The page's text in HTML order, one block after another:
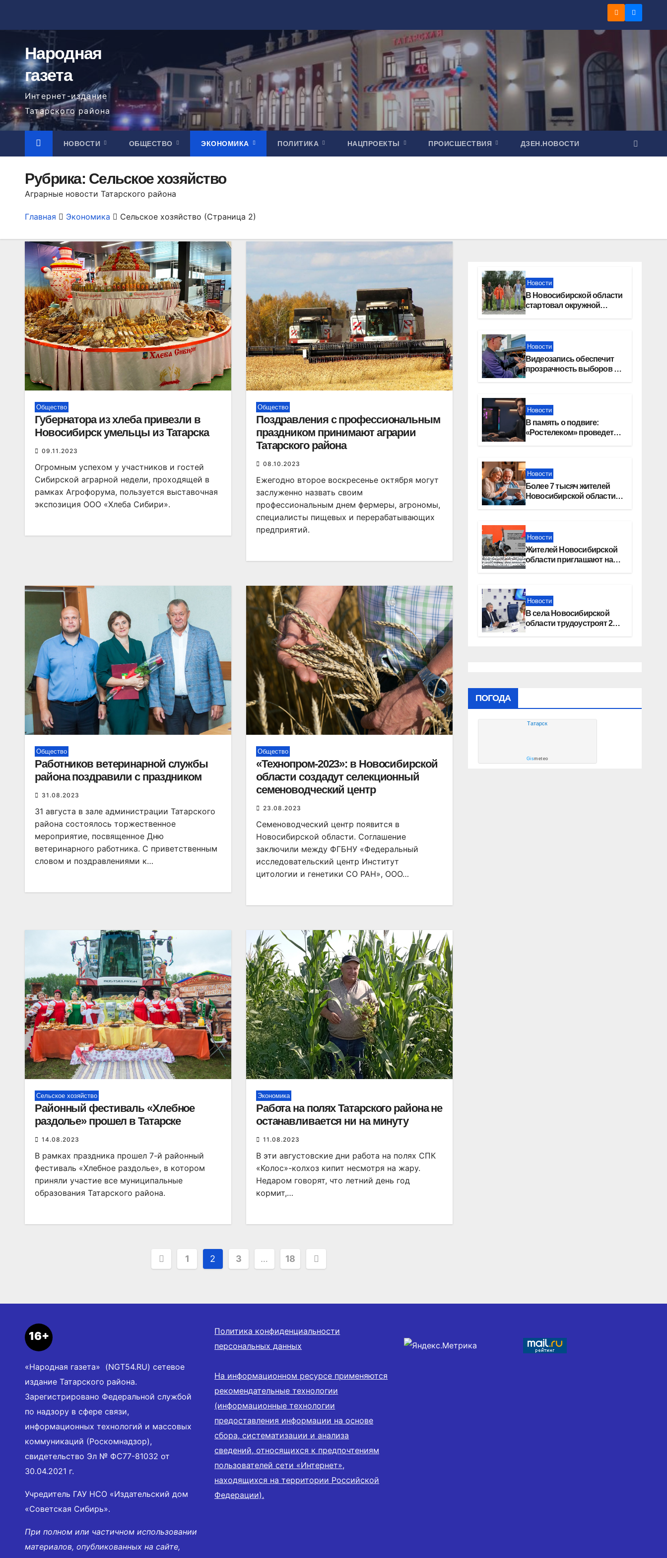
содержимому
Народная
газета
Интернет-издание
Татарского района
НОВОСТИ ОБЩЕСТВО ЭКОНОМИКА ПОЛИТИКА НАЦПРОЕКТЫ ПРОИСШЕСТВИЯ ДЗЕН.НОВОСТИ
Рубрика: Сельское хозяйство
Аграрные новости Татарского района
Главная Экономика Сельское хозяйство (Страница 2)
Общество
Губернатора из хлеба привезли в
Новосибирск умельцы из Татарска
09.11.2023
Огромным успехом у участников и гостей
Сибирской аграрной недели, проходящей в
рамках Агрофорума, пользуется выставочная
экспозиция ООО «Хлеба Сибири».
Общество
Поздравления с профессиональным
праздником принимают аграрии
Татарского района
08.10.2023
Ежегодно второе воскресенье октября могут
заслуженно назвать своим
профессиональным днем фермеры, агрономы,
специалисты пищевых и перерабатывающих
предприятий.
Общество
Работников ветеринарной службы
района поздравили с праздником
31.08.2023
31 августа в зале администрации Татарского
района состоялось торжественное
мероприятие, посвященное Дню
ветеринарного работника. С приветственным
словом и поздравлениями к…
Общество
«Технопром-2023»: в Новосибирской
области создадут селекционный
семеноводческий центр
23.08.2023
Семеноводческий центр появится в
Новосибирской области. Соглашение
заключили между ФГБНУ «Федеральный
исследовательский центр Институт
цитологии и генетики СО РАН», ООО…
Сельское хозяйство
Районный фестиваль «Хлебное
раздолье» прошел в Татарске
14.08.2023
В рамках праздника прошел 7-й районный
фестиваль «Хлебное раздолье», в котором
приняли участие все муниципальные
образования Татарского района.
Экономика
Работа на полях Татарского района не
останавливается ни на минуту
11.08.2023
В эти августовские дни работа на полях СПК
«Колос»-колхоз кипит несмотря на жару.
Недаром говорят, что летний день год
кормит,…
Пагинация
1 2 3 … 18
Новости
В Новосибирской области
стартовал окружной
туристский слет молодежи
Новости
Видеозапись обеспечит
прозрачность выборов в
Госдуму в Новосибирской
Новости
В память о подвиге:
«Ростелеком» проведет
кибертурнир «Битва за
Новости
Более 7 тысяч жителей
Новосибирской области
получили увеличение
Новости
Жителей Новосибирской
области приглашают на
открытую квалификацию
Новости
В села Новосибирской
области трудоустроят 20
работников культуры
ПОГОДА
Татарск
Gismeteo
16+
«Народная газета» (NGT54.RU) сетевое
издание Татарского района.
Зарегистрировано Федеральной службой
по надзору в сфере связи,
информационных технологий и массовых
коммуникаций (Роскомнадзор),
свидетельство Эл № ФС77-81032 от
30.04.2021 г.
Учредитель ГАУ НСО «Издательский дом
«Советская Сибирь».
При полном или частичном использовании
материалов, опубликованных на сайте,
Политика конфиденциальности
персональных данных
На информационном ресурсе применяются
рекомендательные технологии
(информационные технологии
предоставления информации на основе
сбора, систематизации и анализа
сведений, относящихся к предпочтениям
пользователей сети «Интернет»,
находящихся на территории Российской
Федерации).